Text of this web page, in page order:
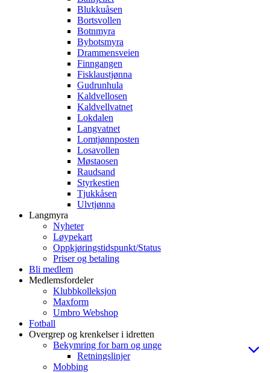
Blukkuåsen
Bortsvollen
Botnmyra
Bybotsmyra
Drammensveien
Finngangen
Fisklaustjønna
Gudrunhula
Kaldvellosen
Kaldvellvatnet
Lokdalen
Langvatnet
Lomtjønnposten
Losavollen
Møstaosen
Raudsand
Styrkestien
Tjukkåsen
Ulvtjønna
Langmyra
Nyheter
Løypekart
Oppkjøringstidspunkt/Status
Priser og betaling
Bli medlem
Medlemsfordeler
Klubbkolleksjon
Maxform
Umbro Webshop
Fotball
Overgrep og krenkelser i idretten
Bekymring for barn og unge
Retningslinjer
Mobbing